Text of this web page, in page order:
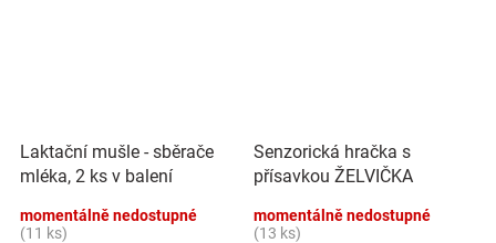
Laktační mušle - sběrače
mléka, 2 ks v balení
momentálně nedostupné
(11 ks)
Senzorická hračka s
přísavkou ŽELVIČKA
momentálně nedostupné
(13 ks)